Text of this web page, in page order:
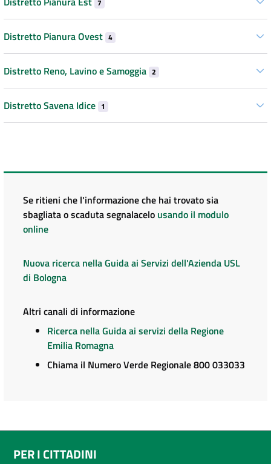
7
Distretto Pianura Ovest 4
Distretto Reno, Lavino e Samoggia 2
Distretto Savena Idice 1
Se ritieni che l'informazione che hai trovato sia
sbagliata o scaduta segnalacelo usando il modulo
online
Nuova ricerca nella Guida ai Servizi dell'Azienda USL
di Bologna
Altri canali di informazione
Ricerca nella Guida ai servizi della Regione
Emilia Romagna
Chiama il Numero Verde Regionale 800 033033
PER I CITTADINI